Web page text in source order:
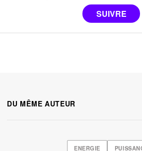
DU MÊME AUTEUR
ENERGIE